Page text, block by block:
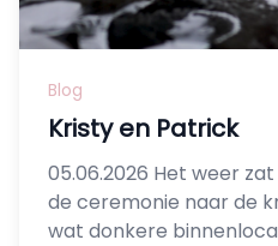
Blog
Kristy en Patrick
05.06.2026 Het weer
de ceremonie naar de
wat donkere